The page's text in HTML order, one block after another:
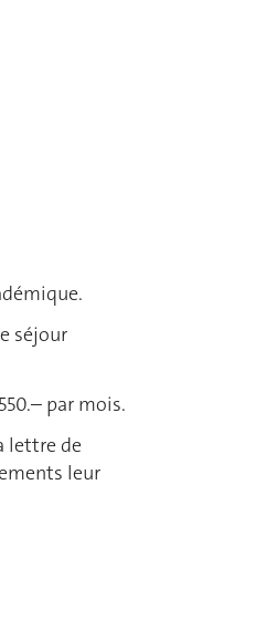
séjour
par mois.
lettre de
leur